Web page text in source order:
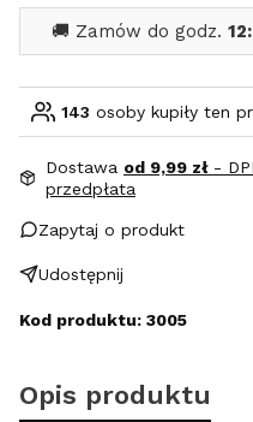
🚚 Zamów do godz.
143 osoby kupiły ten
Dostawa od 9,99 zł -
przedpłata
Zapytaj o produkt
Udostępnij
Kod produktu: 3005
Opis produktu